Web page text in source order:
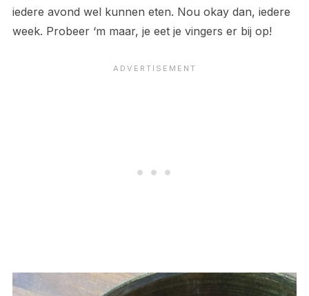
iedere avond wel kunnen eten. Nou okay dan, iedere
week. Probeer ‘m maar, je eet je vingers er bij op!